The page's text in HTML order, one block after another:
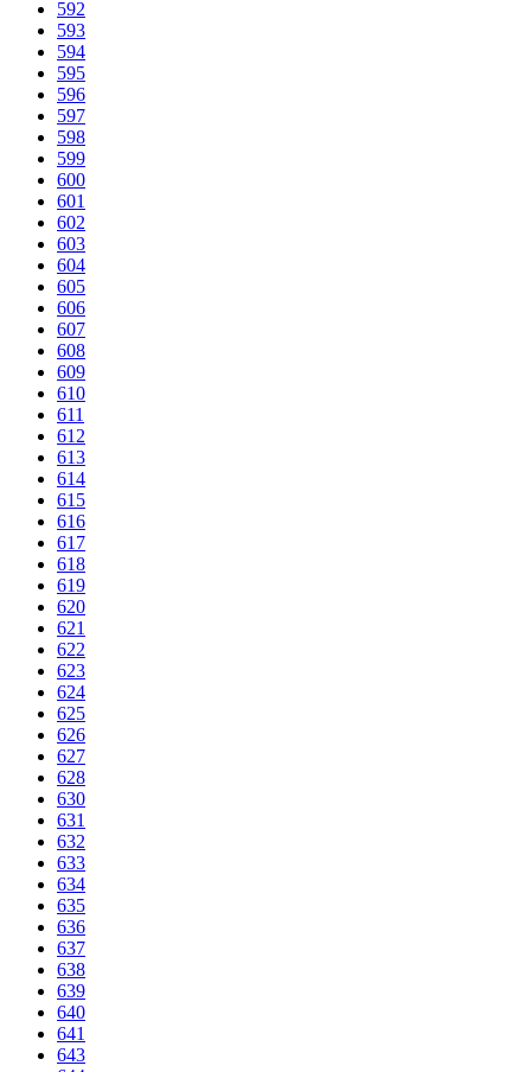
592
593
594
595
596
597
598
599
600
601
602
603
604
605
606
607
608
609
610
611
612
613
614
615
616
617
618
619
620
621
622
623
624
625
626
627
628
630
631
632
633
634
635
636
637
638
639
640
641
643